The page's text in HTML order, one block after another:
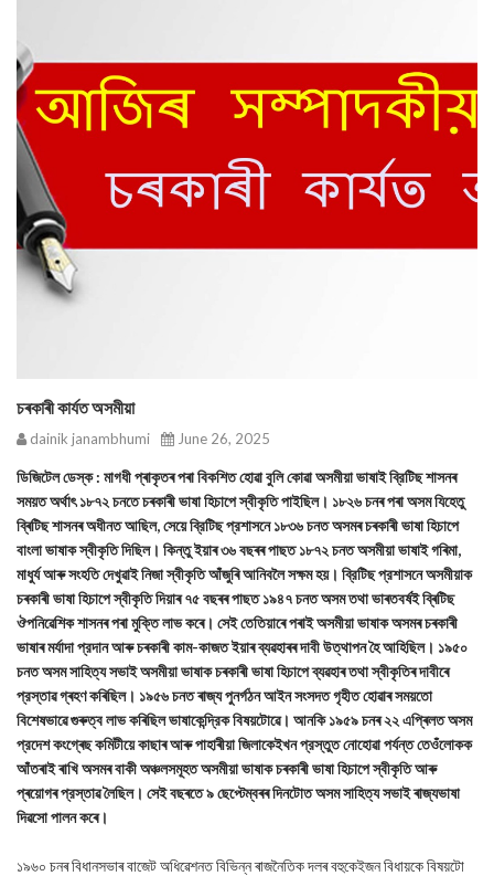
চৰকাৰী কাৰ্যত অসমীয়া
dainik janambhumi June 26, 2025
ডিজিটেল ডেস্ক : মাগধী প্ৰাকৃতৰ পৰা বিকশিত হোৱা বুলি কোৱা অসমীয়া ভাষাই ব্রিটিছ শাসনৰ
সময়ত অর্থাৎ ১৮৭২ চনতে চৰকাৰী ভাষা হিচাপে স্বীকৃতি পাইছিল। ১৮২৬ চনৰ পৰা অসম যিহেতু
ব্ৰিটিছ শাসনৰ অধীনত আছিল, সেয়ে ব্রিটিছ প্রশাসনে ১৮৩৬ চনত অসমৰ চৰকাৰী ভাষা হিচাপে
বাংলা ভাষাক স্বীকৃতি দিছিল। কিন্তু ইয়াৰ ৩৬ বছৰৰ পাছত ১৮৭২ চনত অসমীয়া ভাষাই গৰিমা,
মাধুৰ্য আৰু সংহতি দেখুৱাই নিজা স্বীকৃতি আঁজুৰি আনিবলৈ সক্ষম হয়। ব্রিটিছ প্রশাসনে অসমীয়াক
চৰকাৰী ভাষা হিচাপে স্বীকৃতি দিয়াৰ ৭৫ বছৰৰ পাছত ১৯৪৭ চনত অসম তথা ভাৰতবৰ্ষই ব্ৰিটিছ
ঔপনিৱেশিক শাসনৰ পৰা মুক্তি লাভ কৰে। সেই তেতিয়াৰে পৰাই অসমীয়া ভাষাক অসমৰ চৰকাৰী
ভাষাৰ মৰ্যাদা প্রদান আৰু চৰকাৰী কাম-কাজত ইয়াৰ ব্যৱহাৰৰ দাবী উত্থাপন হৈ আহিছিল। ১৯৫০
চনত অসম সাহিত্য সভাই অসমীয়া ভাষাক চৰকাৰী ভাষা হিচাপে ব্যৱহাৰ তথা স্বীকৃতিৰ দাবীৰে
প্রস্তাৱ গ্ৰহণ কৰিছিল। ১৯৫৬ চনত ৰাজ্য পুনর্গঠন আইন সংসদত গৃহীত হোৱাৰ সময়তো
বিশেষভাৱে গুৰুত্ব লাভ কৰিছিল ভাষাকেন্দ্রিক বিষয়টোৱে। আনকি ১৯৫৯ চনৰ ২২ এপ্ৰিলত অসম
প্রদেশ কংগ্ৰেছ কমিটীয়ে কাছাৰ আৰু পাহাৰীয়া জিলাকেইখন প্রস্তুত নোহোৱা পর্যন্ত তেওঁলোকক
আঁতৰাই ৰাখি অসমৰ বাকী অঞ্চলসমূহত অসমীয়া ভাষাক চৰকাৰী ভাষা হিচাপে স্বীকৃতি আৰু
প্ৰয়োগৰ প্রস্তাৱ লৈছিল। সেই বছৰতে ৯ ছেপ্টেম্বৰৰ দিনটোত অসম সাহিত্য সভাই ৰাজ্যভাষা
দিৱসো পালন কৰে।
১৯৬০ চনৰ বিধানসভাৰ বাজেট অধিৱেশনত বিভিন্ন ৰাজনৈতিক দলৰ বহুকেইজন বিধায়কে বিষয়টো